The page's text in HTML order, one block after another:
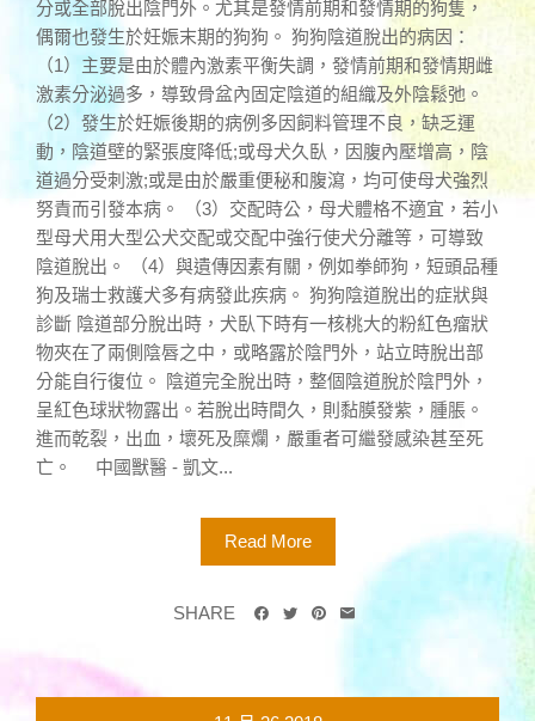
分或全部脫出陰門外。尤其是發情前期和發情期的狗隻，
偶爾也發生於妊娠末期的狗狗。 狗狗陰道脫出的病因：
（1）主要是由於體內激素平衡失調，發情前期和發情期雌
激素分泌過多，導致骨盆內固定陰道的組織及外陰鬆弛。
（2）發生於妊娠後期的病例多因飼料管理不良，缺乏運
動，陰道壁的緊張度降低;或母犬久臥，因腹內壓增高，陰
道過分受刺激;或是由於嚴重便秘和腹瀉，均可使母犬強烈
努責而引發本病。 （3）交配時公，母犬體格不適宜，若小
型母犬用大型公犬交配或交配中強行使犬分離等，可導致
陰道脫出。 （4）與遺傳因素有關，例如拳師狗，短頭品種
狗及瑞士救護犬多有病發此疾病。 狗狗陰道脫出的症狀與
診斷 陰道部分脫出時，犬臥下時有一核桃大的粉紅色瘤狀
物夾在了兩側陰唇之中，或略露於陰門外，站立時脫出部
分能自行復位。 陰道完全脫出時，整個陰道脫於陰門外，
呈紅色球狀物露出。若脫出時間久，則黏膜發紫，腫脹。
進而乾裂，出血，壞死及糜爛，嚴重者可繼發感染甚至死
亡。 中國獸醫 - 凱文...
Read More
SHARE